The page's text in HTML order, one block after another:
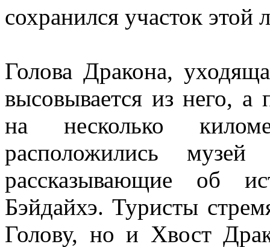
сохранился участок этой
Голова Дракона,
высовывается из него, а
на несколько
расположились
рассказывающие об
Бэйдайхэ. Туристы
Голову, но и Хвост